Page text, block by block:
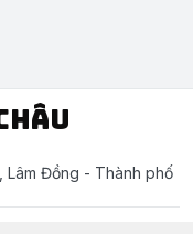
Lâm Đồng - Thành phố